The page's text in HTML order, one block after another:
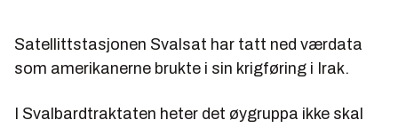
Satellittstasjonen Svalsat har tatt ned værdata
som amerikanerne brukte i sin krigføring i Irak.
I Svalbardtraktaten heter det øygruppa ikke skal